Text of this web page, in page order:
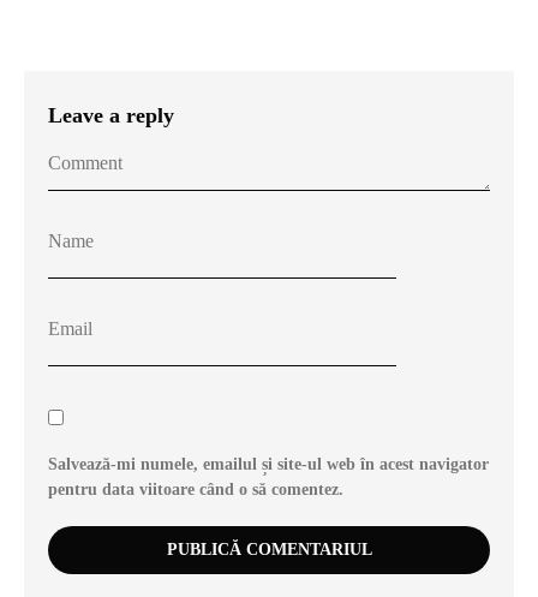
Leave a reply
Salvează-mi numele, emailul și site-ul web în acest navigator
pentru data viitoare când o să comentez.